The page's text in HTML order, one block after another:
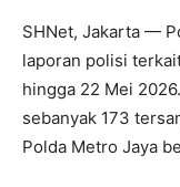
SHNet, Jakarta —
laporan polisi
hingga 22 Mei
sebanyak 173
Polda Metro Jaya